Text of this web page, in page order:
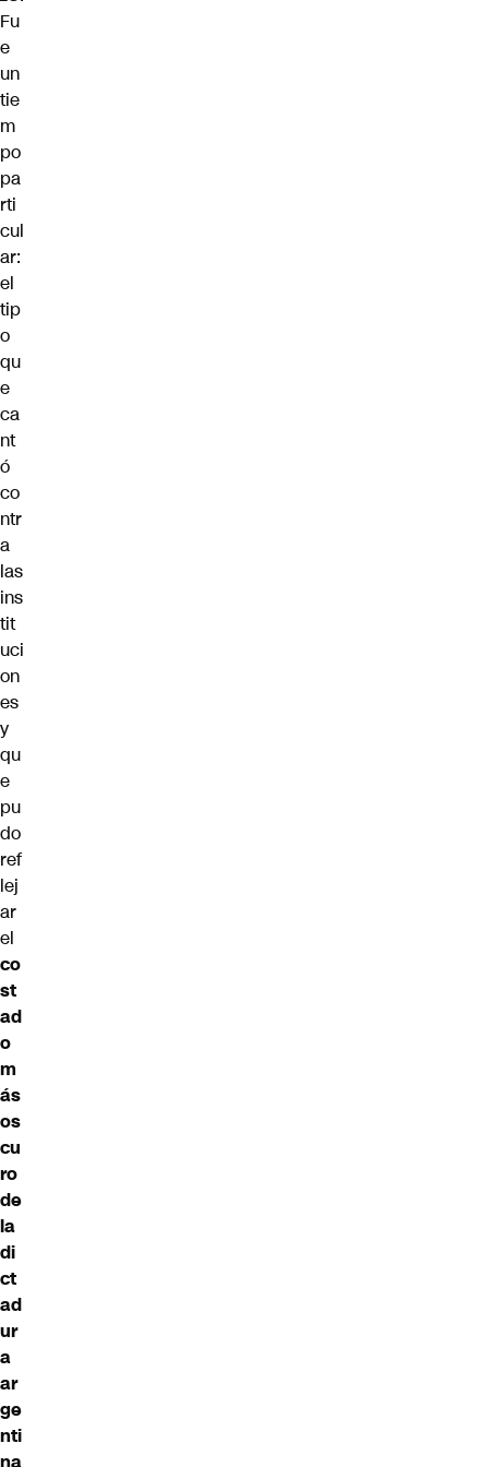
Fu
e
un
tie
m
po
pa
rti
cul
ar:
el
tip
o
qu
e
ca
nt
ó
co
ntr
a
las
ins
tit
uci
on
es
y
qu
e
pu
do
ref
lej
ar
el
co
st
ad
o
m
ás
os
cu
ro
de
la
di
ct
ad
ur
a
ar
ge
nti
na